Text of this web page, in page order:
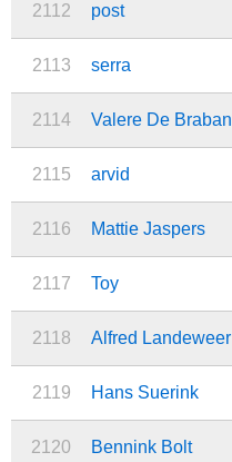
2112 post
2113 serra
2114 Valere De Braban
2115 arvid
2116 Mattie Jaspers
2117 Toy
2118 Alfred Landeweer
2119 Hans Suerink
2120 Bennink Bolt